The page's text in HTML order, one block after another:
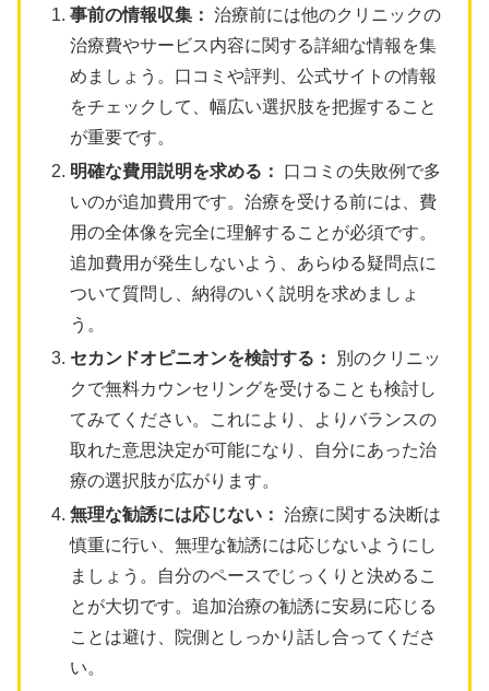
事前の情報収集： 治療前には他のクリニックの
治療費やサービス内容に関する詳細な情報を集
めましょう。口コミや評判、公式サイトの情報
をチェックして、幅広い選択肢を把握すること
が重要です。
明確な費用説明を求める：
口コミの失敗例で多
いのが追加費用です。治療を受ける前には、費
用の全体像を完全に理解することが必須です。
追加費用が発生しないよう、あらゆる疑問点に
ついて質問し、納得のいく説明を求めましょ
う。
セカンドオピニオンを検討する：
別のクリニッ
クで無料カウンセリングを受けることも検討し
てみてください。これにより、よりバランスの
取れた意思決定が可能になり、自分にあった治
療の選択肢が広がります。
無理な勧誘には応じない： 治療に関する決断は
慎重に行い、無理な勧誘には応じないようにし
ましょう。自分のペースでじっくりと決めるこ
とが大切です。追加治療の勧誘に安易に応じる
ことは避け、院側としっかり話し合ってくださ
い。